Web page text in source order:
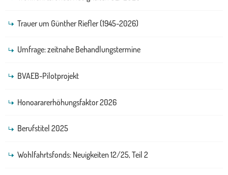
Trauer um Günther Riefler (1945-2026)
Umfrage: zeitnahe Behandlungstermine
BVAEB-Pilotprojekt
Honoararerhöhungsfaktor 2026
Berufstitel 2025
Wohlfahrtsfonds: Neuigkeiten 12/25, Teil 2